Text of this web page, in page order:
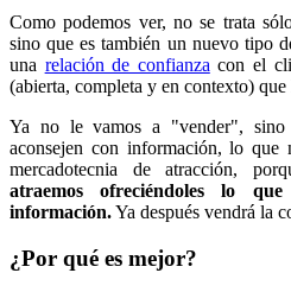
Como podemos ver, no se trata
sino que es también un nuevo tipo
una relación de confianza con el
(abierta, completa y en contexto) que
Ya no le vamos a "vender", sino
aconsejen con información, lo que
mercadotecnia de atracción,
atraemos ofreciéndoles lo
información.Ya después vendrá la
¿Por qué es mejor?